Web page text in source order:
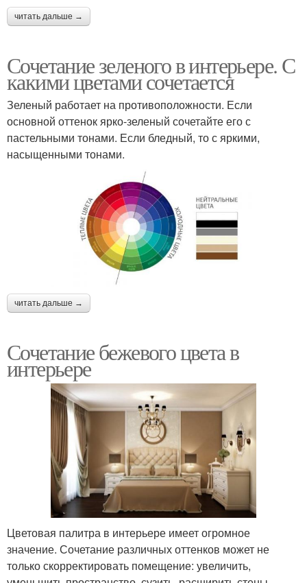
читать дальше →
Сочетание зеленого в интерьере. С
какими цветами сочетается
Зеленый работает на противоположности. Если
основной оттенок ярко-зеленый сочетайте его с
пастельными тонами. Если бледный, то с яркими,
насыщенными тонами.
читать дальше →
Сочетание бежевого цвета в
интерьере
Цветовая палитра в интерьере имеет огромное
значение. Сочетание различных оттенков может не
только скорректировать помещение: увеличить,